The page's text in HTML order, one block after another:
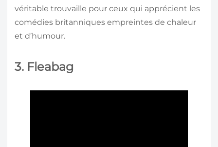
véritable trouvaille pour ceux qui apprécient les
comédies britanniques empreintes de chaleur
et d’humour.
3. Fleabag